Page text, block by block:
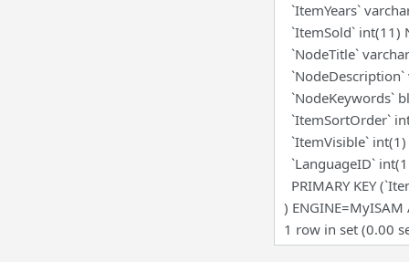
`ItemYears`
`ItemSold` int(11)
`NodeTitle`
`NodeDescription`
`NodeKeywords`
`ItemSortOrder`
`ItemVisible` int(1)
`LanguageID`
PRIMARY KEY
) ENGINE=MyISAM
1 row in set (0.00